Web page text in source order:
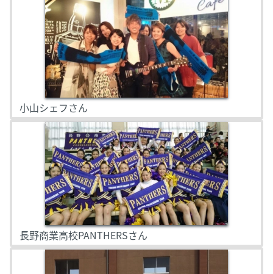
小山シェフさん
長野商業高校PANTHERSさん